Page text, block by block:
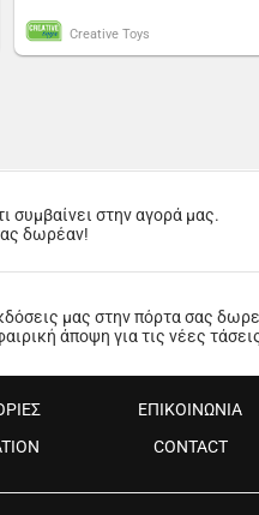
Creative Toys
συμβαίνει στην αγορά μας.
δωρέαν!
μας στην πόρτα σας
άποψη για τις νέες
ΕΠΙΚΟΙΝΩΝΙΑ
CONTACT